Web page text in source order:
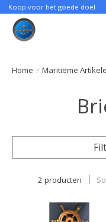
Koop voor het goede doel
Home / Maritieme
2 producten